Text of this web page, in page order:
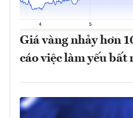
Giá vàng nhảy hơn
cáo việc làm yếu bất